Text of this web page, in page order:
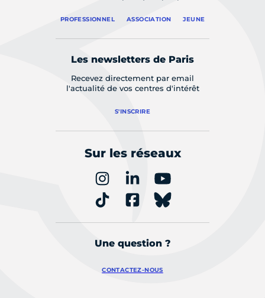
PROFESSIONNEL ASSOCIATION JEUNE
Les newsletters de Paris
Recevez directement par email
l'actualité de vos centres d'intérêt
S'INSCRIRE
Sur les réseaux
Une question ?
CONTACTEZ-NOUS